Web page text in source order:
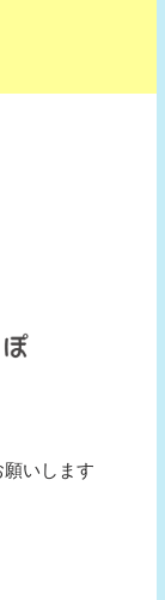
いします